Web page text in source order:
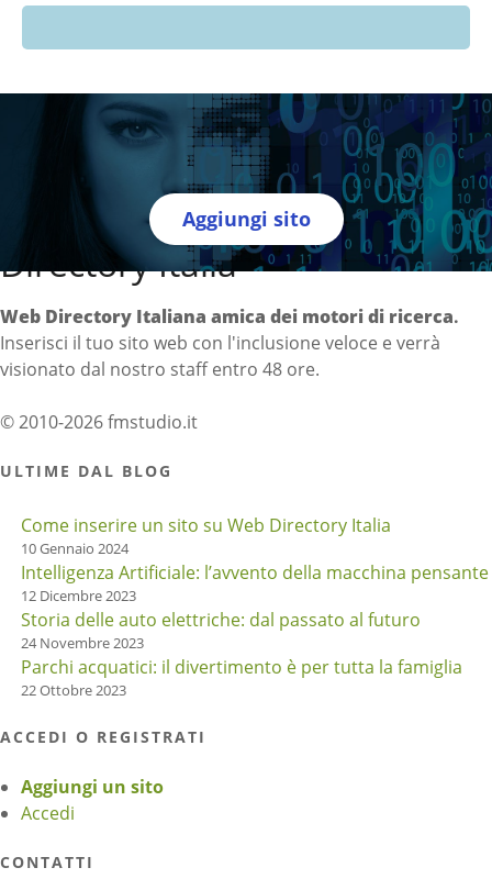
Aggiungi sito
Directory Italia
Web Directory Italiana amica dei motori di ricerca.
Inserisci il tuo sito web con l'inclusione veloce e verrà
visionato dal nostro staff entro 48 ore.
© 2010-2026 fmstudio.it
ULTIME DAL BLOG
Come inserire un sito su Web Directory Italia
10 Gennaio 2024
Intelligenza Artificiale: l’avvento della macchina pensante
12 Dicembre 2023
Storia delle auto elettriche: dal passato al futuro
24 Novembre 2023
Parchi acquatici: il divertimento è per tutta la famiglia
22 Ottobre 2023
ACCEDI O REGISTRATI
Aggiungi un sito
Accedi
CONTATTI